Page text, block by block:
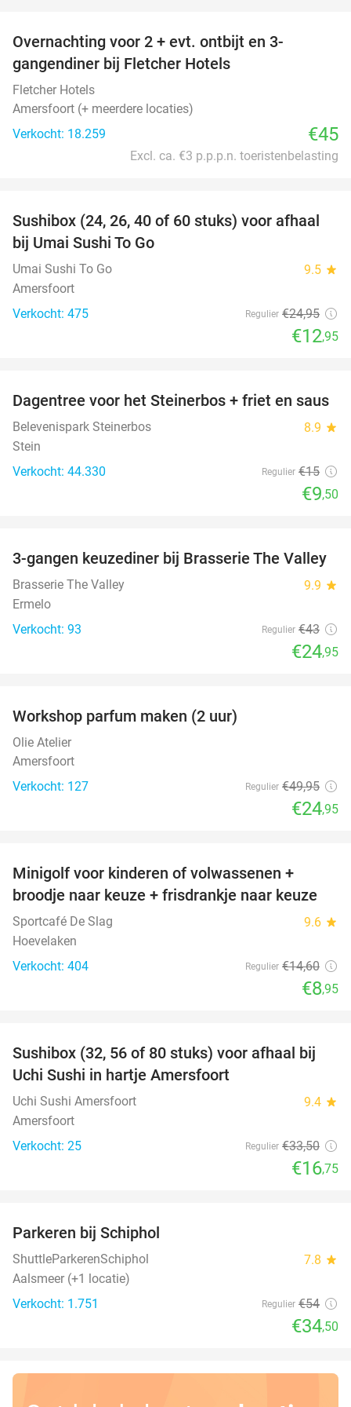
Overnachting voor 2 + evt. ontbijt en 3-
gangendiner bij Fletcher Hotels
Fletcher Hotels
Amersfoort (+ meerdere locaties)
Verkocht: 18.259
€45
Excl. ca. €3 p.p.p.n. toeristenbelasting
48%
Sushibox (24, 26, 40 of 60 stuks) voor afhaal
bij Umai Sushi To Go
Umai Sushi To Go 9.5 star
Amersfoort
Verkocht: 475
Regulier €24,95
€12,95
37%
Dagentree voor het Steinerbos + friet en saus
Belevenispark Steinerbos 8.9 star
Stein
Verkocht: 44.330
Regulier €15
€9,50
42%
3-gangen keuzediner bij Brasserie The Valley
Brasserie The Valley 9.9 star
Ermelo
Verkocht: 93
Regulier €43
€24,95
Workshop parfum maken (2 uur)
Olie Atelier
Amersfoort
Verkocht: 127
Regulier €49,95
€24,95
Minigolf voor kinderen of volwassenen +
broodje naar keuze + frisdrankje naar keuze
Sportcafé De Slag 9.6 star
Hoevelaken
Verkocht: 404
Regulier €14,60
€8,95
50%
Sushibox (32, 56 of 80 stuks) voor afhaal bij
Uchi Sushi in hartje Amersfoort
Uchi Sushi Amersfoort 9.4 star
Amersfoort
Verkocht: 25
Regulier €33,50
€16,75
Parkeren bij Schiphol
ShuttleParkerenSchiphol 7.8 star
Aalsmeer (+1 locatie)
Verkocht: 1.751
Regulier €54
€34,50